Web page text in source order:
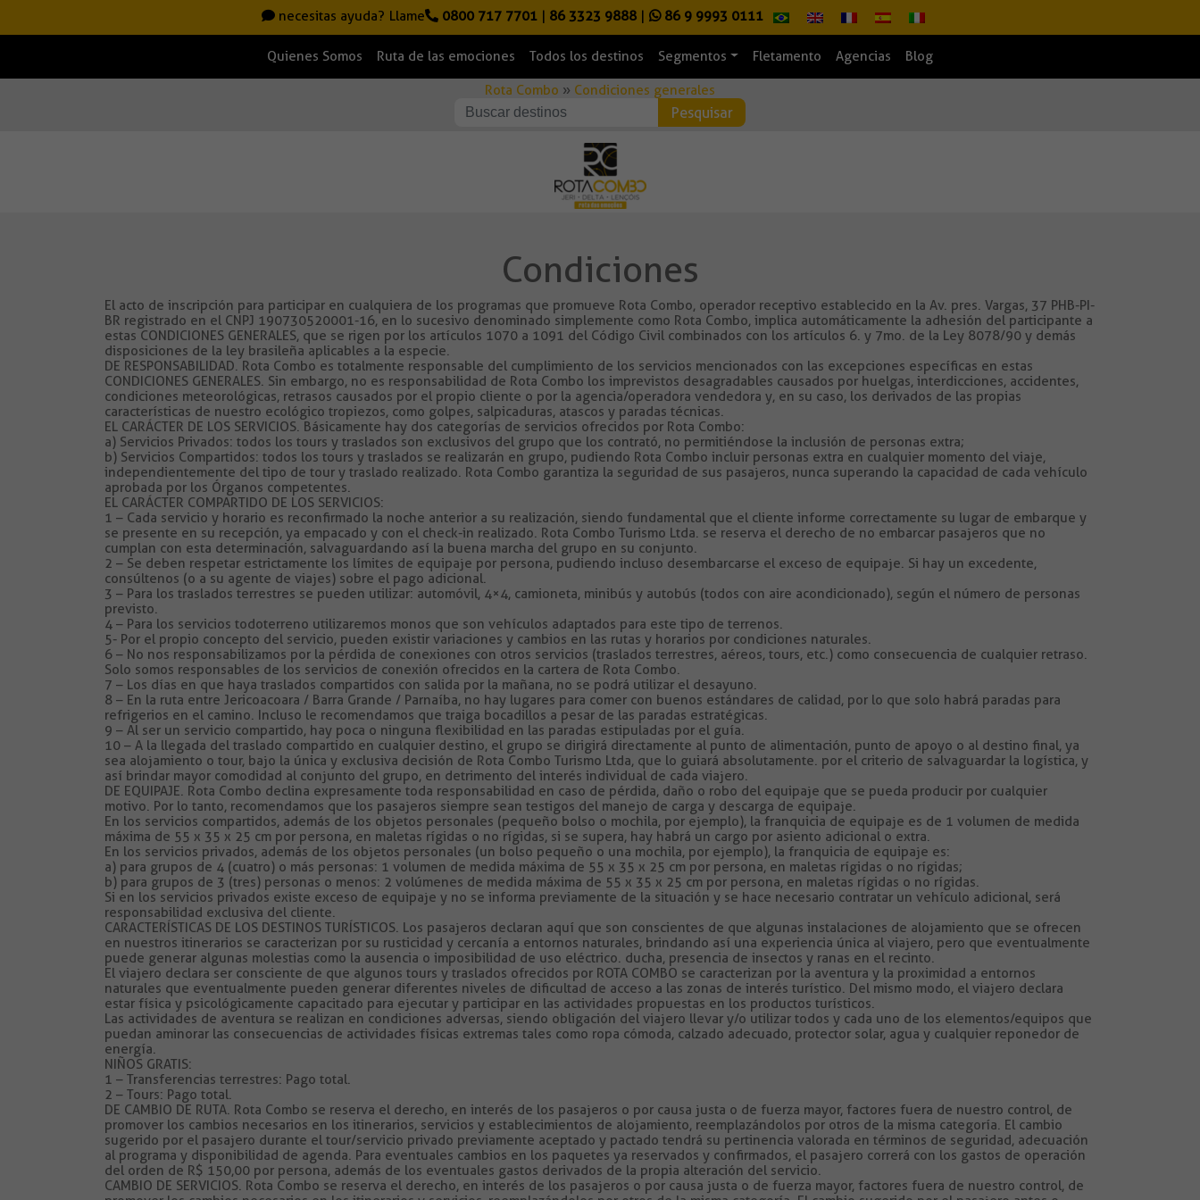
necesitas ayuda? Llame 0800 717 7701| 86 3323 9888| 86 9 9993 0111
Quienes Somos Ruta de las emociones Todos los destinos Segmentos Fletamento Agencias Blog
Rota Combo » Condiciones generales
Condiciones
El acto de inscripción para participar en cualquiera de los programas que promueve Rota Combo, operador receptivo establecido en la Av. pres. Vargas, 37 PHB-PI-
BR registrado en el CNPJ 190730520001-16, en lo sucesivo denominado simplemente como Rota Combo, implica automáticamente la adhesión del participante a
estas CONDICIONES GENERALES, que se rigen por los artículos 1070 a 1091 del Código Civil combinados con los artículos 6. y 7mo. de la Ley 8078/90 y demás
disposiciones de la ley brasileña aplicables a la especie.
DE RESPONSABILIDAD. Rota Combo es totalmente responsable del cumplimiento de los servicios mencionados con las excepciones específicas en estas
CONDICIONES GENERALES. Sin embargo, no es responsabilidad de Rota Combo los imprevistos desagradables causados ​​por huelgas, interdicciones, accidentes,
condiciones meteorológicas, retrasos causados ​​por el propio cliente o por la agencia/operadora vendedora y, en su caso, los derivados de las propias
características de nuestro ecológico tropiezos, como golpes, salpicaduras, atascos y paradas técnicas.
EL CARÁCTER DE LOS SERVICIOS. Básicamente hay dos categorías de servicios ofrecidos por Rota Combo:
a) Servicios Privados: todos los tours y traslados son exclusivos del grupo que los contrató, no permitiéndose la inclusión de personas extra;
b) Servicios Compartidos: todos los tours y traslados se realizarán en grupo, pudiendo Rota Combo incluir personas extra en cualquier momento del viaje,
independientemente del tipo de tour y traslado realizado. Rota Combo garantiza la seguridad de sus pasajeros, nunca superando la capacidad de cada vehículo
aprobada por los Órganos competentes.
EL CARÁCTER COMPARTIDO DE LOS SERVICIOS:
1 – Cada servicio y horario es reconfirmado la noche anterior a su realización, siendo fundamental que el cliente informe correctamente su lugar de embarque y
se presente en su recepción, ya empacado y con el check-in realizado. Rota Combo Turismo Ltda. se reserva el derecho de no embarcar pasajeros que no
cumplan con esta determinación, salvaguardando así la buena marcha del grupo en su conjunto.
2 – Se deben respetar estrictamente los límites de equipaje por persona, pudiendo incluso desembarcarse el exceso de equipaje. Si hay un excedente,
consúltenos (o a su agente de viajes) sobre el pago adicional.
3 – Para los traslados terrestres se pueden utilizar: automóvil, 4×4, camioneta, minibús y autobús (todos con aire acondicionado), según el número de personas
previsto.
4 – Para los servicios todoterreno utilizaremos monos que son vehículos adaptados para este tipo de terrenos.
5- Por el propio concepto del servicio, pueden existir variaciones y cambios en las rutas y horarios por condiciones naturales.
6 – No nos responsabilizamos por la pérdida de conexiones con otros servicios (traslados terrestres, aéreos, tours, etc.) como consecuencia de cualquier retraso.
Solo somos responsables de los servicios de conexión ofrecidos en la cartera de Rota Combo.
7 – Los días en que haya traslados compartidos con salida por la mañana, no se podrá utilizar el desayuno.
8 – En la ruta entre Jericoacoara / Barra Grande / Parnaíba, no hay lugares para comer con buenos estándares de calidad, por lo que solo habrá paradas para
refrigerios en el camino. Incluso le recomendamos que traiga bocadillos a pesar de las paradas estratégicas.
9 – Al ser un servicio compartido, hay poca o ninguna flexibilidad en las paradas estipuladas por el guía.
10 – A la llegada del traslado compartido en cualquier destino, el grupo se dirigirá directamente al punto de alimentación, punto de apoyo o al destino final, ya
sea alojamiento o tour, bajo la única y exclusiva decisión de Rota Combo Turismo Ltda, que lo guiará absolutamente. por el criterio de salvaguardar la logística, y
así brindar mayor comodidad al conjunto del grupo, en detrimento del interés individual de cada viajero.
DE EQUIPAJE. Rota Combo declina expresamente toda responsabilidad en caso de pérdida, daño o robo del equipaje que se pueda producir por cualquier
motivo. Por lo tanto, recomendamos que los pasajeros siempre sean testigos del manejo de carga y descarga de equipaje.
En los servicios compartidos, además de los objetos personales (pequeño bolso o mochila, por ejemplo), la franquicia de equipaje es de 1 volumen de medida
máxima de 55 x 35 x 25 cm por persona, en maletas rígidas o no rígidas, si se supera, hay habrá un cargo por asiento adicional o extra.
En los servicios privados, además de los objetos personales (un bolso pequeño o una mochila, por ejemplo), la franquicia de equipaje es:
a) para grupos de 4 (cuatro) o más personas: 1 volumen de medida máxima de 55 x 35 x 25 cm por persona, en maletas rígidas o no rígidas;
b) para grupos de 3 (tres) personas o menos: 2 volúmenes de medida máxima de 55 x 35 x 25 cm por persona, en maletas rígidas o no rígidas.
Si en los servicios privados existe exceso de equipaje y no se informa previamente de la situación y se hace necesario contratar un vehículo adicional, será
responsabilidad exclusiva del cliente.
CARACTERÍSTICAS DE LOS DESTINOS TURÍSTICOS. Los pasajeros declaran aquí que son conscientes de que algunas instalaciones de alojamiento que se ofrecen
en nuestros itinerarios se caracterizan por su rusticidad y cercanía a entornos naturales, brindando así una experiencia única al viajero, pero que eventualmente
puede generar algunas molestias como la ausencia o imposibilidad de uso eléctrico. ducha, presencia de insectos y ranas en el recinto.
El viajero declara ser consciente de que algunos tours y traslados ofrecidos por ROTA COMBO se caracterizan por la aventura y la proximidad a entornos
naturales que eventualmente pueden generar diferentes niveles de dificultad de acceso a las zonas de interés turístico. Del mismo modo, el viajero declara
estar física y psicológicamente capacitado para ejecutar y participar en las actividades propuestas en los productos turísticos.
Las actividades de aventura se realizan en condiciones adversas, siendo obligación del viajero llevar y/o utilizar todos y cada uno de los elementos/equipos que
puedan aminorar las consecuencias de actividades físicas extremas tales como ropa cómoda, calzado adecuado, protector solar, agua y cualquier reponedor de
energía.
NIÑOS GRATIS:
1 – Transferencias terrestres: Pago total.
2 – Tours: Pago total.
DE CAMBIO DE RUTA. Rota Combo se reserva el derecho, en interés de los pasajeros o por causa justa o de fuerza mayor, factores fuera de nuestro control, de
promover los cambios necesarios en los itinerarios, servicios y establecimientos de alojamiento, reemplazándolos por otros de la misma categoría. El cambio
sugerido por el pasajero durante el tour/servicio privado previamente aceptado y pactado tendrá su pertinencia valorada en términos de seguridad, adecuación
al programa y disponibilidad de agenda. Para eventuales cambios en los paquetes ya reservados y confirmados, el pasajero correrá con los gastos de operación
del orden de R$ 150,00 por persona, además de los eventuales gastos derivados de la propia alteración del servicio.
CAMBIO DE SERVICIOS. Rota Combo se reserva el derecho, en interés de los pasajeros o por causa justa o de fuerza mayor, factores fuera de nuestro control, de